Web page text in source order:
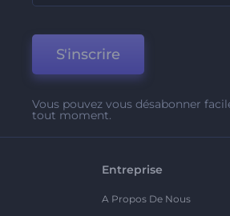
S'inscrire
Vous pouvez vous désabonner
tout moment.
Entreprise
A Propos De Nous